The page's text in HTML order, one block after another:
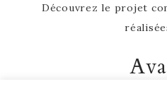
Découvrez le projet